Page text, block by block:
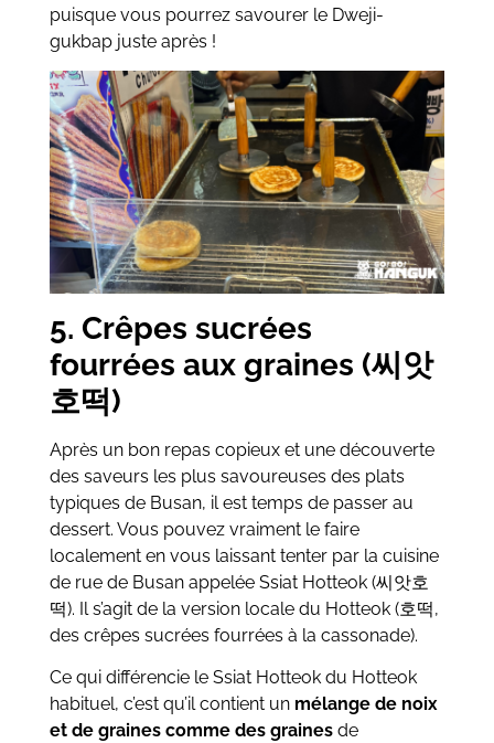
puisque vous pourrez savourer le Dweji-
gukbap juste après !
5. Crêpes sucrées
fourrées aux graines (씨앗
호떡)
Après un bon repas copieux et une découverte
des saveurs les plus savoureuses des plats
typiques de Busan, il est temps de passer au
dessert. Vous pouvez vraiment le faire
localement en vous laissant tenter par la cuisine
de rue de Busan appelée Ssiat Hotteok (씨앗호
떡). Il s’agit de la version locale du Hotteok (호떡,
des crêpes sucrées fourrées à la cassonade).
Ce qui différencie le Ssiat Hotteok du Hotteok
habituel, c’est qu’il contient un mélange de noix
et de graines comme des grainesde